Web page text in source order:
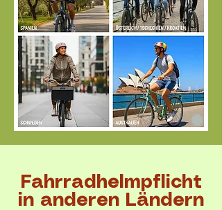
Fahrradhelmpflicht
in anderen Ländern